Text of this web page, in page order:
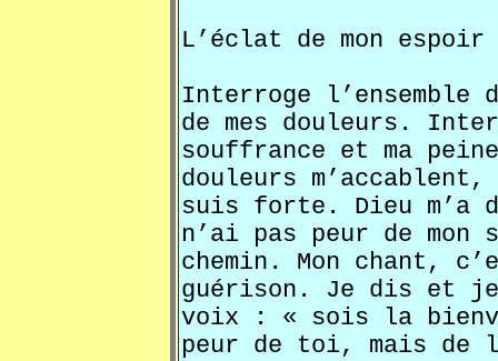
L’éclat de mon espoir
Interroge
de mes douleurs.
souffrance et ma
douleurs
suis forte. Dieu m’a
n’ai pas peur de
chemin. Mon chant,
guérison. Je dis et
voix : « sois la
peur de toi, mais de